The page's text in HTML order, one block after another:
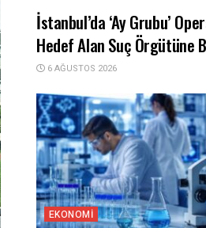
İstanbul’da ‘Ay Grubu’
Hedef Alan Suç Örgütüne
6 AĞUSTOS 2026
EKONOMI